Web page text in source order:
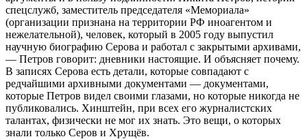
спецслужб, заместитель председателя «Мемориала»
(организации признана на территории РФ иноагентом и
нежелательной), человек, который в 2005 году выпустил
научную биографию Серова и работал с закрытыми архивами,
— Петров говорит: дневники настоящие. И объясняет почему.
В записях Серова есть детали, которые совпадают с
редчайшими архивными документами — документами,
которые Петров видел своими глазами, но которые никогда не
публиковались. Хинштейн, при всех его журналистских
талантах, физически не мог их знать. Это вещи, о которых
знали только Серов и Хрущёв.